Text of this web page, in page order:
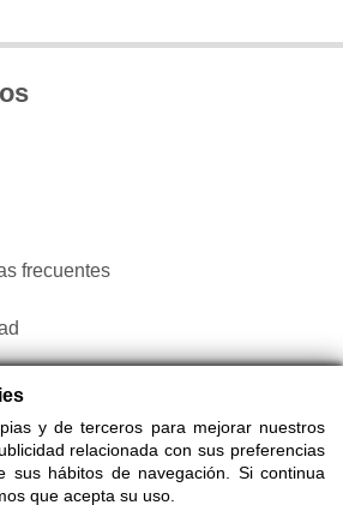
frecuentes
y de terceros para mejorar nuestros
relacionada con sus preferencias
sus hábitos de navegación. Si continua
que acepta su uso.